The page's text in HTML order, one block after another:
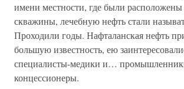
имени местности, где были
скважины, лечебную нефть стали
Проходили годы. Нафталанская нефть
большую известность, ею
специалисты-медики и…
концессионеры.